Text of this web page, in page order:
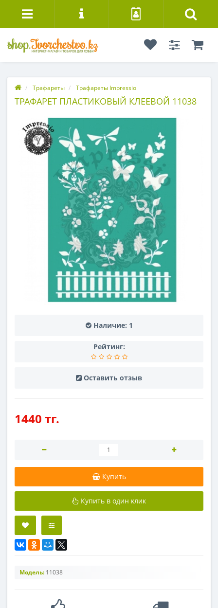
Трафареты Трафареты Impressio
ТРАФАРЕТ ПЛАСТИКОВЫЙ КЛЕЕВОЙ 11038
Наличие: 1
Рейтинг:
Оставить отзыв
1440 тг.
Купить
Купить в один клик
Модель: 11038